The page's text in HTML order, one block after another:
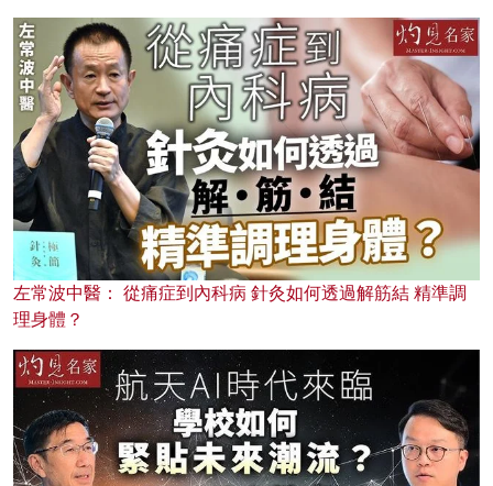
左常波中醫： 從痛症到內科病 針灸如何透過解筋結 精準調
理身體？